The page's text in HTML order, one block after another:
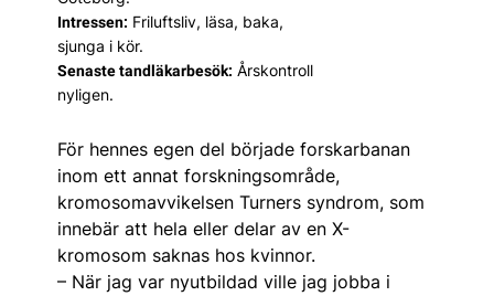
Intressen: Friluftsliv, läsa, baka,
sjunga i kör.
Senaste tandläkarbesök: Årskontroll
nyligen.
För hennes egen del började forskarbanan
inom ett annat forskningsområde,
kromosom­avvikel­sen Turners syndrom, som
innebär att hela eller delar av en X-
kromosom saknas hos kvinnor.
– När jag var nyutbildad ville jag jobba i